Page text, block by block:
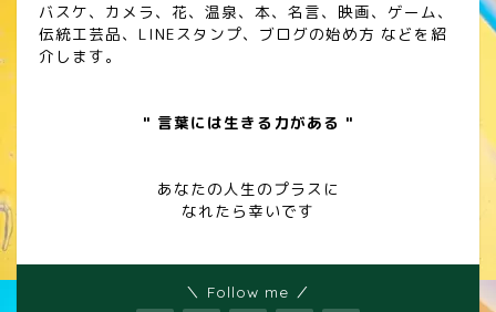
バスケ、カメラ、花、温泉、本、名言、映画、ゲーム、
伝統工芸品、LINEスタンプ、ブログの始め方 などを紹
介します。
" 言葉には生きる力がある "
あなたの人生のプラスに
なれたら幸いです
＼ Follow me ／